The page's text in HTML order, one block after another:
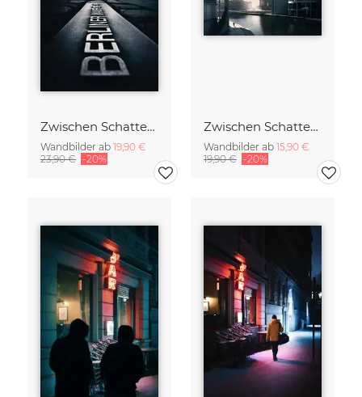
Zwischen Schatten und Erinnerung
Wandbilder ab 19,90 €
23,90 € -20%
Zwischen Schatten und Erinnerung
Wandbilder ab 15,90 €
19,90 € -20%